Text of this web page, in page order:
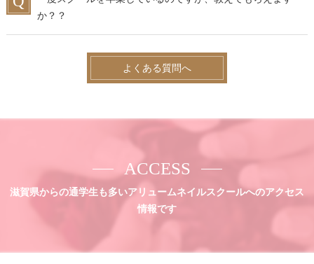
か？？
よくある質問へ
滋賀県からの通学生も多いアリュームネイルスクールへのアクセス
情報です
ACCESS